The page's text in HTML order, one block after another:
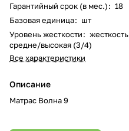
Гарантийный срок (в мес.): 18
Базовая единица: шт
Уровень жесткости: жесткость
средне/высокая (3/4)
Все характеристики
Описание
Матрас Волна 9